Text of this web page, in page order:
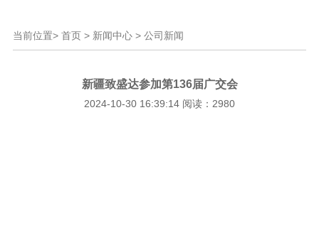
当前位置> 首页> 新闻中心> 公司新闻
新疆致盛达参加第136届广交会
2024-10-30 16:39:14 阅读：2980